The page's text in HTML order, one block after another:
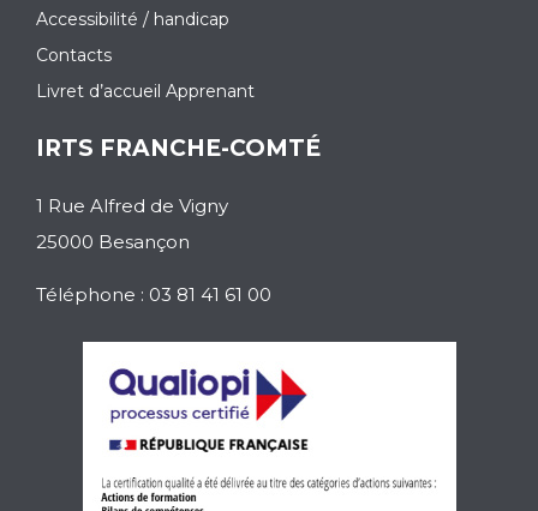
Accessibilité / handicap
Contacts
Livret d’accueil Apprenant
IRTS FRANCHE-COMTÉ
1 Rue Alfred de Vigny
25000 Besançon
Téléphone : 03 81 41 61 00